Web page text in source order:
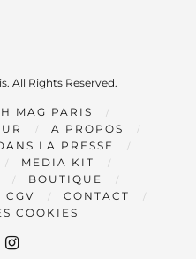
All Rights Reserved.
MAG PARIS
A PROPOS
LA PRESSE
MEDIA KIT
BOUTIQUE
CGV
CONTACT
COOKIES